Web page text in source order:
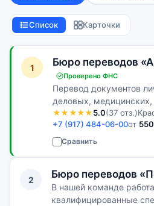
Список Карточки
1 Бюро переводов
Проверено ФНС
Перевод документов
деловых, медицинских,
судебных,
юридических и др.
★★★★★5.0(37 отз.)
+7 (917) 484-06-00от 550
Сравнить
2 Бюро переводов
В нашей команде
квалифицированные